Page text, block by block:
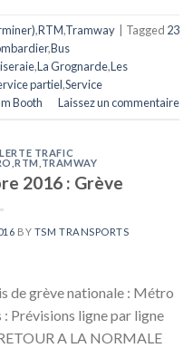
,RTM,Tramway Tagged 23
,Bus
,La Grognarde,Les
partiel,Service
Booth Laissez un commentaire
TRAFIC
,RTM TRAMWAY
2016 : Grève
BY TSM TRANSPORTS
de grève nationale : Métro
Prévisions ligne par ligne
A LA NORMALE